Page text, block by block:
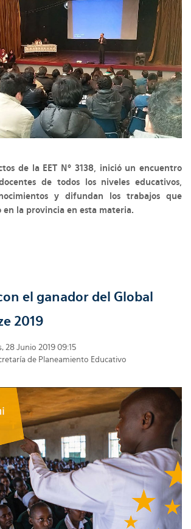
de la EET Nº 3138, inició un encuentro
de todos los niveles educativos,
y difundan los trabajos que
en la provincia en esta materia.
el ganador del Global
2019
28 Junio 2019 09:15
de Planeamiento Educativo